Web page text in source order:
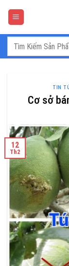
Tìm
TIN
Cơ sở
12
Th2